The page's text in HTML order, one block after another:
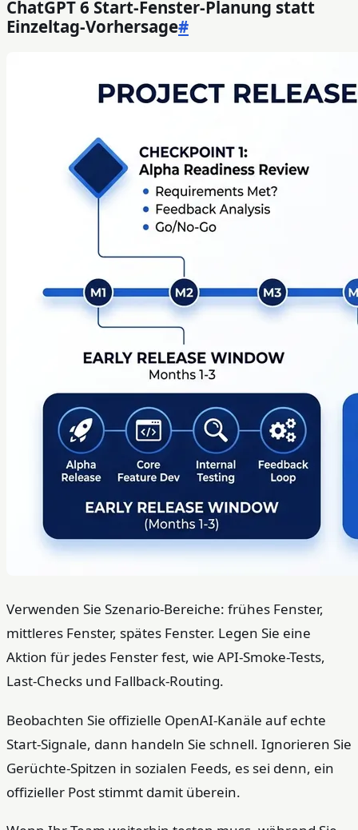
ChatGPT 6 Start-Fenster-Planung statt
Einzeltag-Vorhersage#
Verwenden Sie Szenario-Bereiche: frühes Fenster,
mittleres Fenster, spätes Fenster. Legen Sie eine
Aktion für jedes Fenster fest, wie API-Smoke-Tests,
Last-Checks und Fallback-Routing.
Beobachten Sie offizielle OpenAI-Kanäle auf echte
Start-Signale, dann handeln Sie schnell. Ignorieren Sie
Gerüchte-Spitzen in sozialen Feeds, es sei denn, ein
offizieller Post stimmt damit überein.